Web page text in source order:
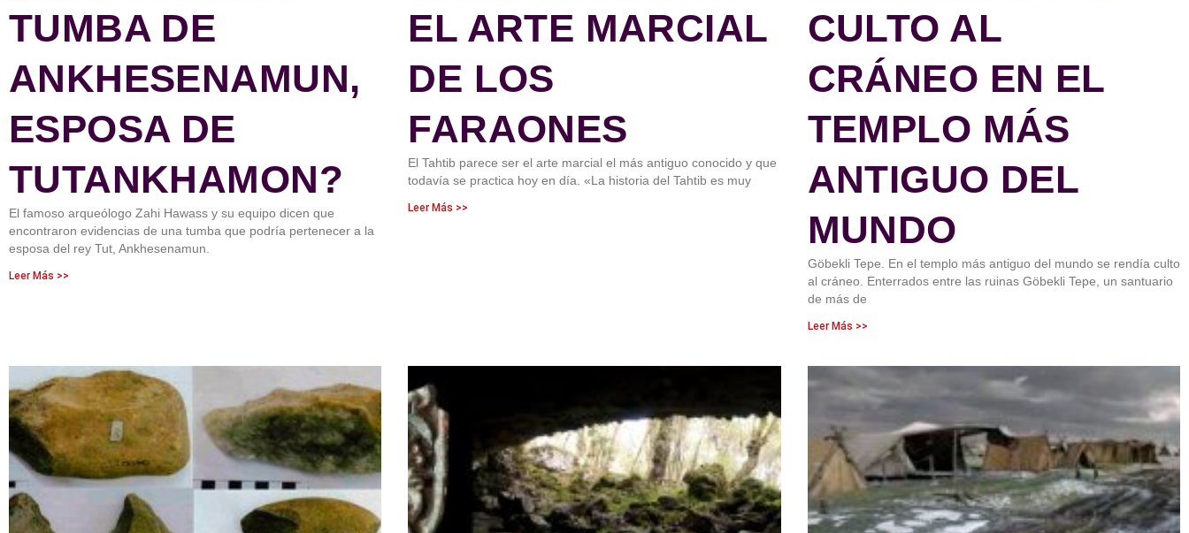
TUMBA DE
ANKHESENAMUN,
ESPOSA DE
TUTANKHAMON?
El famoso arqueólogo Zahi Hawass y su equipo dicen que
encontraron evidencias de una tumba que podría pertenecer a la
esposa del rey Tut, Ankhesenamun.
Leer Más >>
EL ARTE MARCIAL
DE LOS
FARAONES
El Tahtib parece ser el arte marcial el más antiguo conocido y que
todavía se practica hoy en día. «La historia del Tahtib es muy
Leer Más >>
CULTO AL
CRÁNEO EN EL
TEMPLO MÁS
ANTIGUO DEL
MUNDO
Göbekli Tepe. En el templo más antiguo del mundo se rendía culto
al cráneo. Enterrados entre las ruinas Göbekli Tepe, un santuario
de más de
Leer Más >>